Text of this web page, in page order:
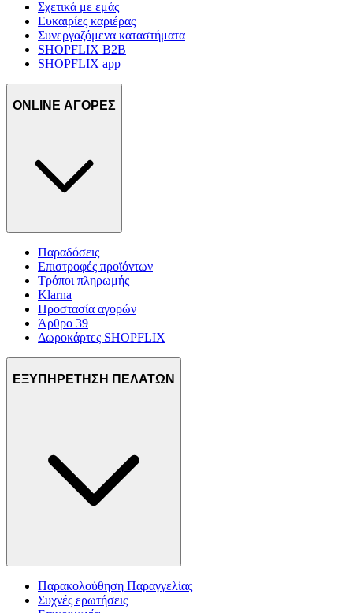
Σχετικά με εμάς
Ευκαιρίες καριέρας
Συνεργαζόμενα καταστήματα
SHOPFLIX B2B
SHOPFLIX app
ONLINE ΑΓΟΡΕΣ
Παραδόσεις
Επιστροφές προϊόντων
Τρόποι πληρωμής
Klarna
Προστασία αγορών
Άρθρο 39
Δωροκάρτες SHOPFLIX
ΕΞΥΠΗΡΕΤΗΣΗ ΠΕΛΑΤΩΝ
Παρακολούθηση Παραγγελίας
Συχνές ερωτήσεις